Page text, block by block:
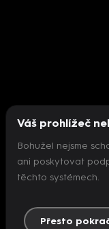
Váš prohlížeč
Bohužel nejsme
ani poskytovat
těchto systémech.
Přesto